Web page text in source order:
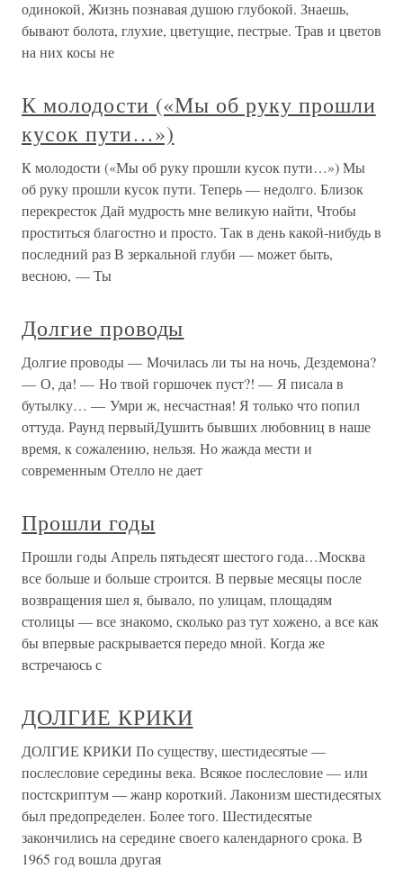
одинокой, Жизнь познавая душою глубокой. Знаешь,
бывают болота, глухие, цветущие, пестрые. Трав и цветов
на них косы не
К молодости («Мы об руку прошли
кусок пути…»)
К молодости («Мы об руку прошли кусок пути…») Мы
об руку прошли кусок пути. Теперь — недолго. Близок
перекресток Дай мудрость мне великую найти, Чтобы
проститься благостно и просто. Так в день какой-нибудь в
последний раз В зеркальной глуби — может быть,
весною, — Ты
Долгие проводы
Долгие проводы — Мочилась ли ты на ночь, Дездемона?
— О, да! — Но твой горшочек пуст?! — Я писала в
бутылку… — Умри ж, несчастная! Я только что попил
оттуда. Раунд первыйДушить бывших любовниц в наше
время, к сожалению, нельзя. Но жажда мести и
современным Отелло не дает
Прошли годы
Прошли годы Апрель пятьдесят шестого года…Москва
все больше и больше строится. В первые месяцы после
возвращения шел я, бывало, по улицам, площадям
столицы — все знакомо, сколько раз тут хожено, а все как
бы впервые раскрывается передо мной. Когда же
встречаюсь с
ДОЛГИЕ КРИКИ
ДОЛГИЕ КРИКИ По существу, шестидесятые —
послесловие середины века. Всякое послесловие — или
постскриптум — жанр короткий. Лаконизм шестидесятых
был предопределен. Более того. Шестидесятые
закончились на середине своего календарного срока. В
1965 год вошла другая